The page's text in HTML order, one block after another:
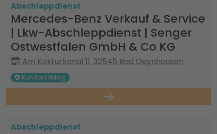
Abschleppdienst
Mercedes-Benz Verkauf & Service
| Lkw-Abschleppdienst | Senger
Ostwestfalen GmbH & Co KG
Am Kokturkanal 11, 32545 Bad Oeynhausen
Kundenliebling
Abschleppdienst